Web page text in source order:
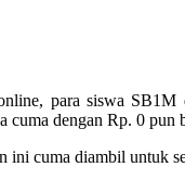
para siswa
dengan Rp. 0 pun
cuma diambil